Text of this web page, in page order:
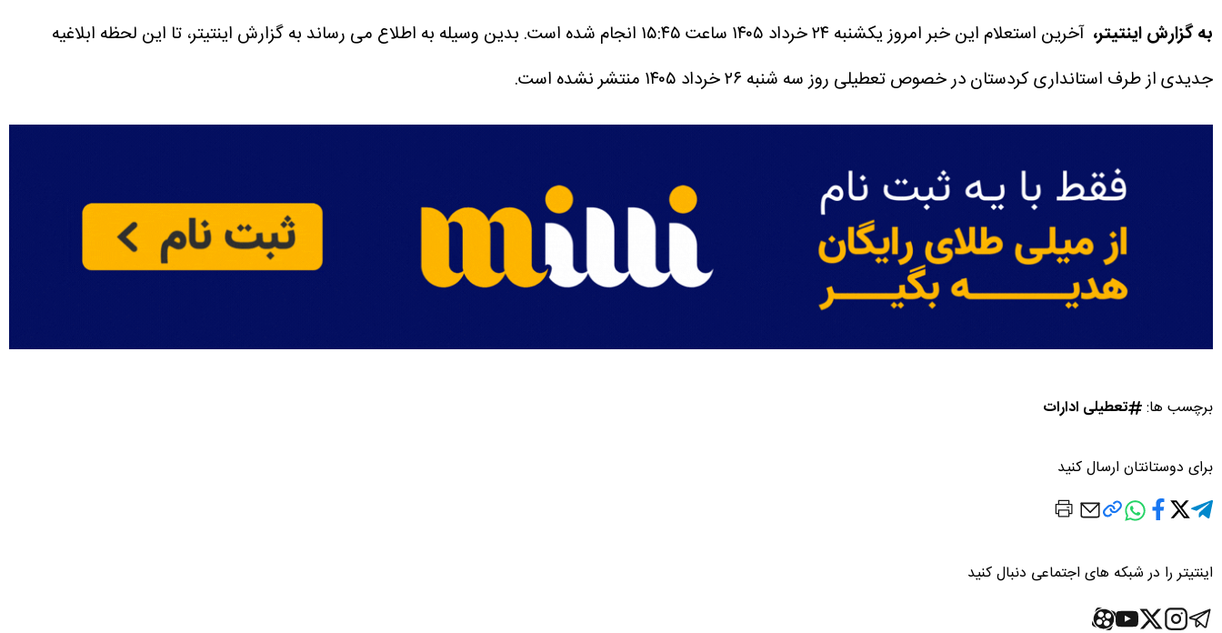
به گزارش اینتیتر، آخرین استعلام این خبر امروز یکشنبه ۲۴ خرداد ۱۴۰۵ ساعت ۱۵:۴۵ انجام شده است.
بدین وسیله به اطلاع می رساند به گزارش اینتیتر، تا این لحظه ابلاغیه
جدیدی از طرف استانداری کردستان در خصوص تعطیلی روز سه شنبه ۲۶ خرداد ۱۴۰۵ منتشر نشده است.
برچسب ها: تعطیلی ادارات
برای دوستانتان ارسال کنید
اینتیتر را در شبکه های اجتماعی دنبال کنید